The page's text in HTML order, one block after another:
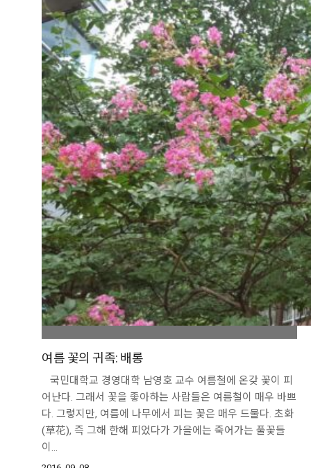
여름 꽃의 귀족: 배롱
국민대학교 경영대학 남영호 교수 여름철에 온갖 꽃이 피
어난다. 그래서 꽃을 좋아하는 사람들은 여름철이 매우 바쁘
다. 그렇지만, 여름에 나무에서 피는 꽃은 매우 드물다. 초화
(草花), 즉 그해 한해 피었다가 가을에는 죽어가는 풀꽃들
이…